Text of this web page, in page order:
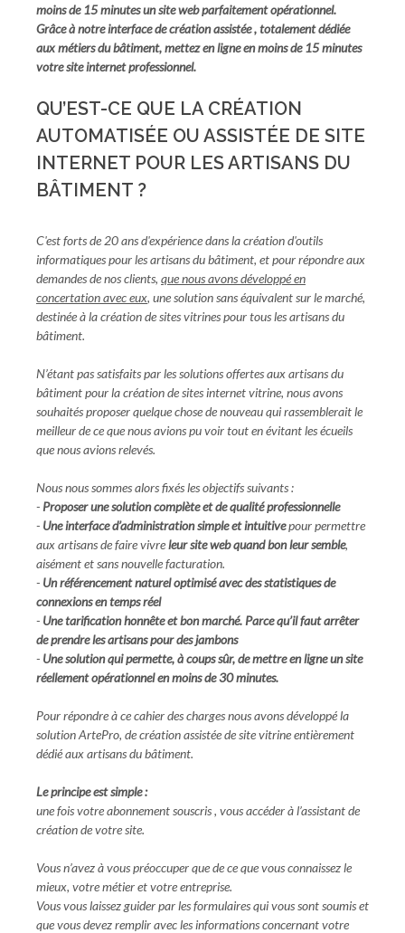
moins de 15 minutes un site webparfaitement opérationnel.
Grâce à notre interface de création assistée , totalement dédiée
aux métiers du bâtiment, mettez en ligne en moins de 15 minutes
votre site internet professionnel.
QU’EST-CE QUE LA CRÉATION
AUTOMATISÉE OU ASSISTÉE DE SITE
INTERNET POUR LES ARTISANS DU
BÂTIMENT ?
C'est forts de 20 ans d'expérience dans la création d'outils
informatiques pour les artisans du bâtiment, et pour répondre aux
demandes de nos clients, que nous avons développé en
concertation avec eux, une solution sans équivalent sur le marché,
destinée à la création de sites vitrines pour tous les artisans du
bâtiment.
N’étant pas satisfaits par les solutions offertes aux artisans du
bâtiment pour la création de sites internet vitrine, nous avons
souhaités proposer quelque chose de nouveau qui rassemblerait le
meilleur de ce que nous avions pu voir tout en évitant les écueils
que nous avions relevés.
Nous nous sommes alors fixés les objectifs suivants :
- Proposer une solution complète et de qualité professionnelle
- Une interface d’administration simple et intuitivepour permettre
aux artisans de faire vivreleur site web quand bon leur semble,
aisément et sans nouvelle facturation.
- Un référencement naturel optimisé avec des statistiques de
connexions en temps réel
- Une tarification honnête et bon marché. Parce qu’il faut arrêter
de prendre les artisans pour des jambons
- Une solution qui permette, à coups sûr, de mettre en ligne un site
réellement opérationnel en moins de 30 minutes.
Pour répondre à ce cahier des charges nous avons développé la
solution ArtePro, de création assistée de site vitrine entièrement
dédié aux artisans du bâtiment.
Le principe est simple :
une fois votre abonnement souscris , vous accéder à l’assistant de
création de votre site.
Vous n’avez à vous préoccuper que de ce que vous connaissez le
mieux, votre métier et votre entreprise.
Vous vous laissez guider par les formulaires qui vous sont soumis et
que vous devez remplir avec les informations concernant votre